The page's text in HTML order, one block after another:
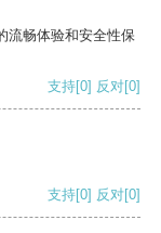
流畅体验和安全性保
支持[0] 反对[0]
支持[0] 反对[0]